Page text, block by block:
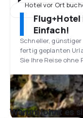
Hotel vor Ort
Einfach!
Schneller,
fertig geplanten
Sie Ihre Reise ohne
Warum lohnt es